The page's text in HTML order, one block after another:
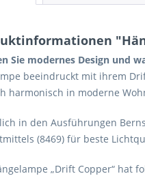
Sie modernes Design und
beeindruckt mit ihrem
harmonisch in moderne
in den Ausführungen
(8469) für beste
„Drift Copper“ hat